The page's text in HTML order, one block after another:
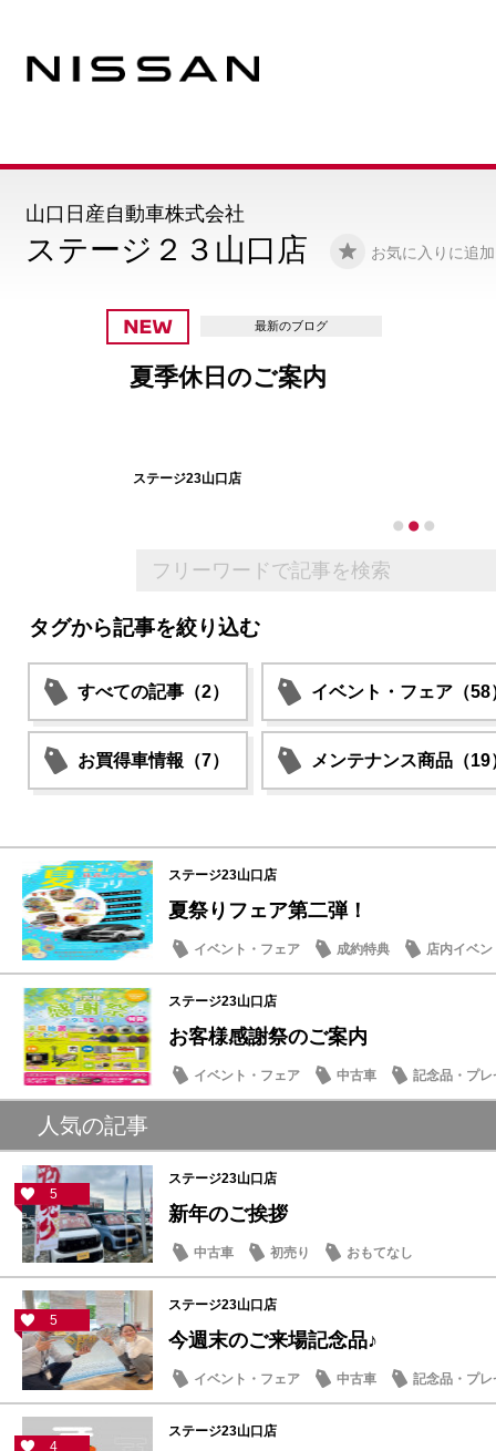
ステージ２３山口店 お気に入りに追加
山口日産自動車株式会社
夏祭りフェア第二
タグから記事を絞り込む
すべての記事（2） イベント・フェア（58
お買得車情報（7） メンテナンス商品（19
ステージ23山口店
夏祭りフェア第二弾！
イベント・フェア 成約特典
店内イベン
おもてなし
ステージ23山口店
お客様感謝祭のご案内
イベント・フェア 中古車
記念品・プレ
メンテナンス商品
人気の記事
5
ステージ23山口店
新年のご挨拶
中古車 初売り おもてなし
5
ステージ23山口店
今週末のご来場記念品♪
イベント・フェア 中古車 記念品・プレ
4
ステージ23山口店